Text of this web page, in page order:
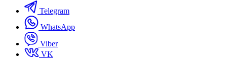
Telegram
WhatsApp
Viber
VK